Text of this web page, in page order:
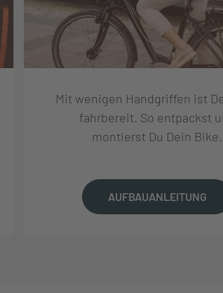
Mit wenigen Handgriffen ist
fahrbereit. So entpackst
montierst Du Dein Bike.
AUFBAUANLEITUNG